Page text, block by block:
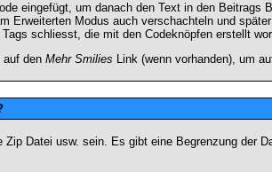
eingefügt, um danach den Text in den Beitrags
Erweiterten Modus auch verschachteln und
schliesst, die mit den Codeknöpfen erstellt
auf den Mehr Smilies Link (wenn vorhanden), um
Datei usw. sein. Es gibt eine Begrenzung der